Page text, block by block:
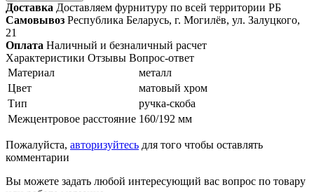
Доставка Доставляем фурнитуру по всей территории РБ
Самовывоз Республика Беларусь, г. Могилёв, ул. Залуцкого,
21
Оплата Наличный и безналичный расчет
Характеристики Отзывы Вопрос-ответ
Материал
металл
Цвет
матовый хром
Тип
ручка-скоба
Межцентровое расстояние 160/192 мм
Пожалуйста, авторизуйтесь для того чтобы оставлять
комментарии
Вы можете задать любой интересующий вас вопрос по товару